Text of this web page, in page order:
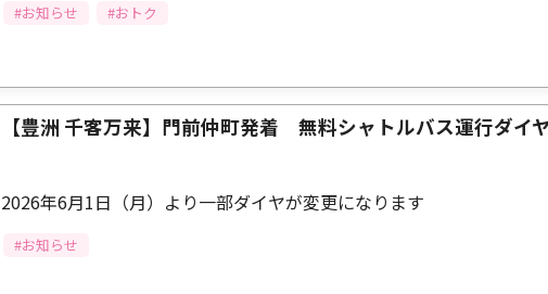
#お知らせ #おトク
【豊洲 千客万来】門前仲町発着 無料シャトルバス運行ダイ
2026年6月1日（月）より一部ダイヤが変更になります
#お知らせ